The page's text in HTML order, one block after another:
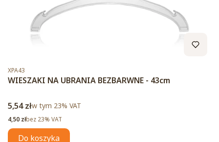
Kod produktu
XPA43
WIESZAKI NA UBRANIA BEZBARWNE - 43cm
Cena brutto
5,54 złw tym %s VAT
w tym 23% VAT
Cena netto
4,50 złbez 23% VAT
Do koszyka